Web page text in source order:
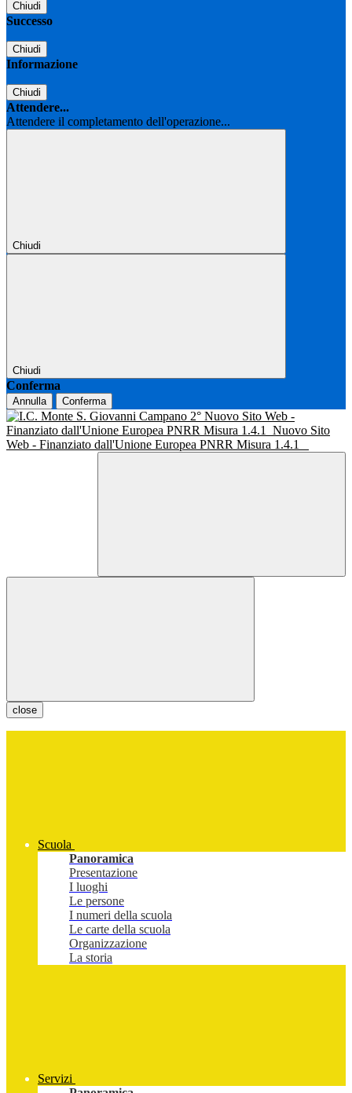
Chiudi
Successo
Chiudi
Informazione
Chiudi
Attendere...
Attendere il completamento dell'operazione...
Chiudi
Chiudi
Conferma
Annulla Conferma
Nuovo Sito Web -
Finanziato dall'Unione Europea PNRR Misura 1.4.1
Nuovo Sito
Web - Finanziato dall'Unione Europea PNRR Misura 1.4.1
close
Scuola
Panoramica
Presentazione
I luoghi
Le persone
I numeri della scuola
Le carte della scuola
Organizzazione
La storia
Servizi